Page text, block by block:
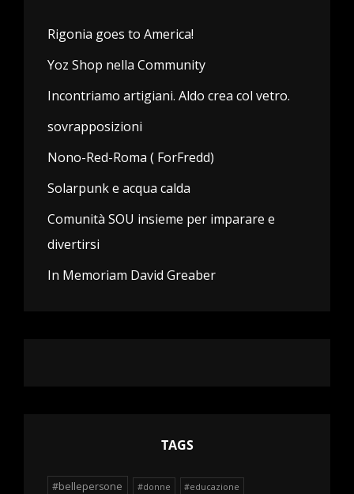
Rigonia goes to America!
Yoz Shop nella Community
Incontriamo artigiani. Aldo crea col vetro.
sovrapposizioni
Nono-Red-Roma ( ForFredd)
Solarpunk e acqua calda
Comunità SOU insieme per imparare e
divertirsi
In Memoriam David Greaber
TAGS
#bellepersone #donne #educazione